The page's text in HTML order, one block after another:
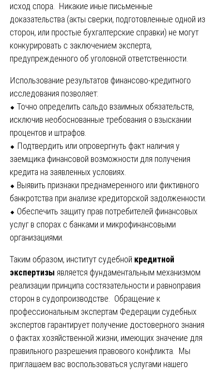
исход спора. Никакие иные письменные
доказательства (акты сверки, подготовленные одной из
сторон, или простые бухгалтерские справки) не могут
конкурировать с заключением эксперта,
предупрежденного об уголовной ответственности.
Использование результатов финансово-кредитного
исследования позволяет:
⬥ Точно определить сальдо взаимных обязательств,
исключив необоснованные требования о взыскании
процентов и штрафов.
⬥ Подтвердить или опровергнуть факт наличия у
заемщика финансовой возможности для получения
кредита на заявленных условиях.
⬥ Выявить признаки преднамеренного или фиктивного
банкротства при анализе кредиторской задолженности.
⬥ Обеспечить защиту прав потребителей финансовых
услуг в спорах с банками и микрофинансовыми
организациями.
Таким образом, институт судебной кредитной
экспертизы является фундаментальным механизмом
реализации принципа состязательности и равноправия
сторон в судопроизводстве. Обращение к
профессиональным экспертам Федерации судебных
экспертов гарантирует получение достоверного знания
о фактах хозяйственной жизни, имеющих значение для
правильного разрешения правового конфликта. Мы
приглашаем вас воспользоваться услугами нашего